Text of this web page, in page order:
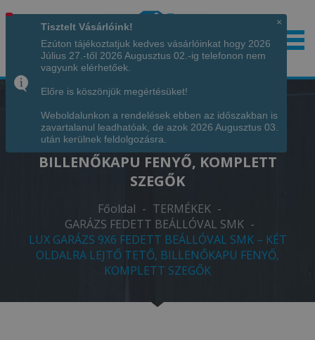
Hívjon minket!+36 70 7342034
LUX GARÁZS 9X6 FEDETT BEÁLLÓVAL
SMK – KÉT OLDALRA LEJTŐ TETŐ,
BILLENŐKAPU FENYŐ, KOMPLETT
SZEGŐK
Főoldal - TERMÉKEK -
GARÁZS FEDETT BEÁLLÓVAL SMK -
LUX GARÁZS 9X6 FEDETT BEÁLLÓVAL SMK – KÉT
OLDALRA LEJTŐ TETŐ, BILLENŐKAPU FENYŐ,
KOMPLETT SZEGŐK
×
Tisztelt Vásárlóink!
Ezúton tájékoztatjuk kedves vásárlóinkat hogy 2026
Július 27.-től 2026 Augusztus 02.-ig telefonon nem
vagyunk elérhetőek.
Előre is köszönjük megértésüket!
Weboldalunkon a rendelések ebben az időszakban is
zavartalanul leadhatóak, de azok 2026 Augusztus 03.
után kerülnek feldolgozásra.